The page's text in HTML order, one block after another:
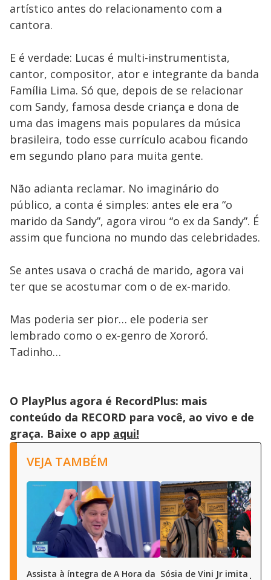
artístico antes do relacionamento com a
cantora.
E é verdade: Lucas é multi-instrumentista,
cantor, compositor, ator e integrante da banda
Família Lima. Só que, depois de se relacionar
com Sandy, famosa desde criança e dona de
uma das imagens mais populares da música
brasileira, todo esse currículo acabou ficando
em segundo plano para muita gente.
Não adianta reclamar. No imaginário do
público, a conta é simples: antes ele era “o
marido da Sandy”, agora virou “o ex da Sandy”. É
assim que funciona no mundo das celebridades.
Se antes usava o crachá de marido, agora vai
ter que se acostumar com o de ex-marido.
Mas poderia ser pior… ele poderia ser
lembrado como o ex-genro de Xororó.
Tadinho…
O PlayPlus agora é RecordPlus: mais
conteúdo da RECORD para você, ao vivo e de
graça. Baixe o app aqui!
VEJA TAMBÉM
Assista à íntegra de A Hora da Sósia de Vini Jr imita